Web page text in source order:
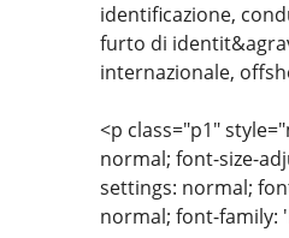
identificazione,
furto di
internazionale,
<p class="p1"
normal; font-size-
settings: normal;
normal; font-family: